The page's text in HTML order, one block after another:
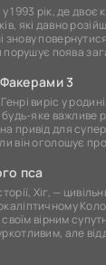
1993 рік, де двоє
які давно
порушує поява
3
виріс у
будь-яке важливе
привід для
він оголошує
пса
Хіг, —
своїм вірним
але